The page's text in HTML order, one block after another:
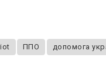
ППО допомога